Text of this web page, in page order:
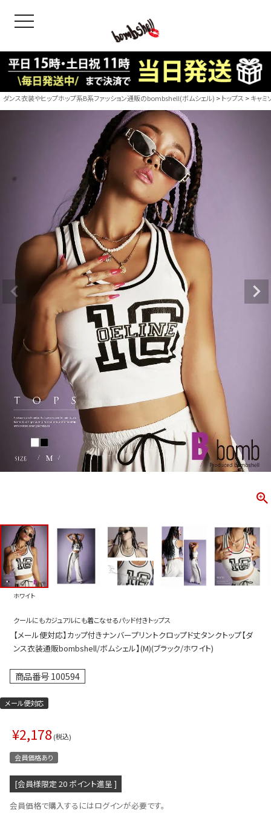
toggle navigation
＝ボムシェル】はダンス衣装専門ブランド。
衣装ならお任せ！オリジナル衣装やダンス衣装のトータル
ィネートのご提案。 ボムシェルならではの最新で斬新な
えをお届け。 撮影で使用してる小物や靴などダンサー必
ーデはイメージしやすく、全てボムシェルでご購入可能。
とは差別化出来るしっかりした衣装のご提案はダンサー
ージ映えを全力で応援してます。
商品一覧
CONTENTS
ス
ス
ー
アップ
ース
インワン／サロペット
ラ・ニップレス
B/bomb
【B/
「これど
好き女子
レッスン
新作
トップス
ボトムス
ダンス衣装やヒップホップ系B系ファッション通販のbombshell(ボムシェル) トップス キャミ
ホワイト
クールにもカジュアルにも着こなせるパッド付きトップス
【メール便対応】カップ付きナンバープリントクロップド丈タンクトップ【ダ
ンス衣装通販bombshell/ボムシェル】(M)(ブラック/ホワイト)
商品番号100594
メール便対応
¥2,178 税込
会員価格あり
[会員様限定 20 ポイント進呈 ]
会員価格で購入するにはログインが必要です。